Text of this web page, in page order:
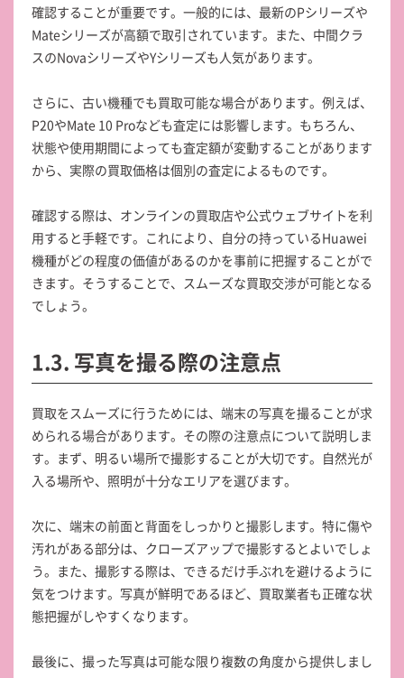
確認することが重要です。一般的には、最新のPシリーズや
Mateシリーズが高額で取引されています。また、中間クラ
スのNovaシリーズやYシリーズも人気があります。
さらに、古い機種でも買取可能な場合があります。例えば、
P20やMate 10 Proなども査定には影響します。もちろん、
状態や使用期間によっても査定額が変動することがあります
から、実際の買取価格は個別の査定によるものです。
確認する際は、オンラインの買取店や公式ウェブサイトを利
用すると手軽です。これにより、自分の持っているHuawei
機種がどの程度の価値があるのかを事前に把握することがで
きます。そうすることで、スムーズな買取交渉が可能となる
でしょう。
1.3. 写真を撮る際の注意点
買取をスムーズに行うためには、端末の写真を撮ることが求
められる場合があります。その際の注意点について説明しま
す。まず、明るい場所で撮影することが大切です。自然光が
入る場所や、照明が十分なエリアを選びます。
次に、端末の前面と背面をしっかりと撮影します。特に傷や
汚れがある部分は、クローズアップで撮影するとよいでしょ
う。また、撮影する際は、できるだけ手ぶれを避けるように
気をつけます。写真が鮮明であるほど、買取業者も正確な状
態把握がしやすくなります。
最後に、撮った写真は可能な限り複数の角度から提供しまし